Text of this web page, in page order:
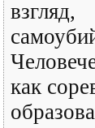
взгляд,
как